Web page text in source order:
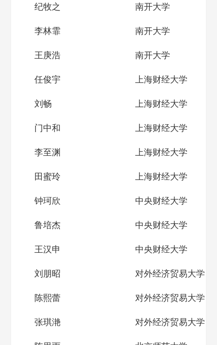
纪牧之 南开大学
李林霏 南开大学
王庚浩 南开大学
任俊宇 上海财经大学
刘畅 上海财经大学
门中和 上海财经大学
李至渊 上海财经大学
田蜜玲 上海财经大学
钟珂欣 中央财经大学
鲁培杰 中央财经大学
王汉申 中央财经大学
刘朋昭 对外经济贸易大学
陈熙蕾 对外经济贸易大学
张琪滟 对外经济贸易大学